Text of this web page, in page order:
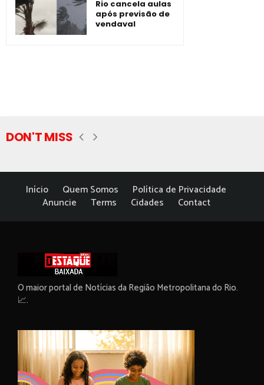
Rio cancela aulas
após previsão de
vendaval
DON'T MISS
Início Quem Somos
Política de Privacidade
Anuncie
Terms Cidades Contact
O maior portal de Notícias da Região Metropolitana do Rio.
📈.